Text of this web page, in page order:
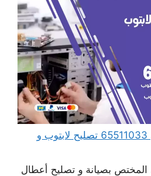
مهندس كمبيوتر صبحان 65511033 تصليح لابتوب و
بصيانة و تصليح أعطال